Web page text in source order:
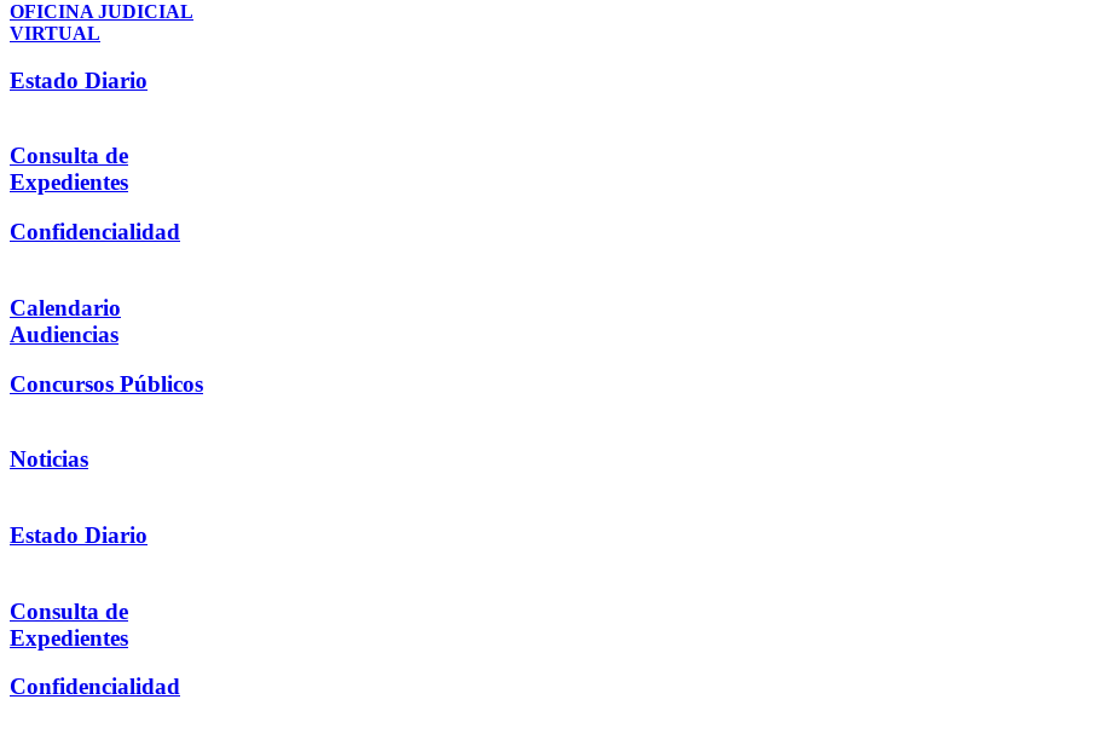
OFICINA JUDICIAL
VIRTUAL
Estado Diario
Consulta de
Expedientes
Confidencialidad
Calendario
Audiencias
Concursos Públicos
Noticias
Estado Diario
Consulta de
Expedientes
Confidencialidad